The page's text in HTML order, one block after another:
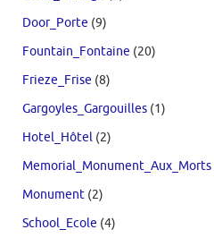
Door_Porte (9)
Fountain_Fontaine (20)
Frieze_Frise (8)
Gargoyles_Gargouilles (1)
Hotel_Hôtel (2)
Memorial_Monument_Aux_Morts
Monument (2)
School_Ecole (4)